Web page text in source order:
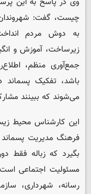
چیست، گفت: شهروندان
به دوش مردم
زیرساخت، آموزش و
جمع‌آوری منظم،
باشد، تفکیک پسماند
می‌شوند که ببینند
این کارشناس محیط
فرهنگ مدیریت
بگیرد که زباله فقط
مسئولیت اجتماعی
رسانه، شهرداری،